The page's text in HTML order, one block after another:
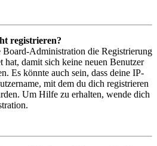
registrieren?
Board-Administration die Registrierung
hat, damit sich keine neuen Benutzer
Es könnte auch sein, dass deine IP-
mit dem du dich registrieren
Um Hilfe zu erhalten, wende dich